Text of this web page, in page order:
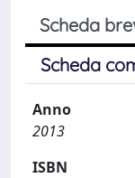
Scheda
Scheda
Anno
2013
ISBN